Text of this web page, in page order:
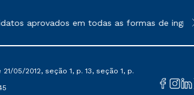
aprovados em todas as formas de
05/2012, seção 1, p. 13, seção 1, p.